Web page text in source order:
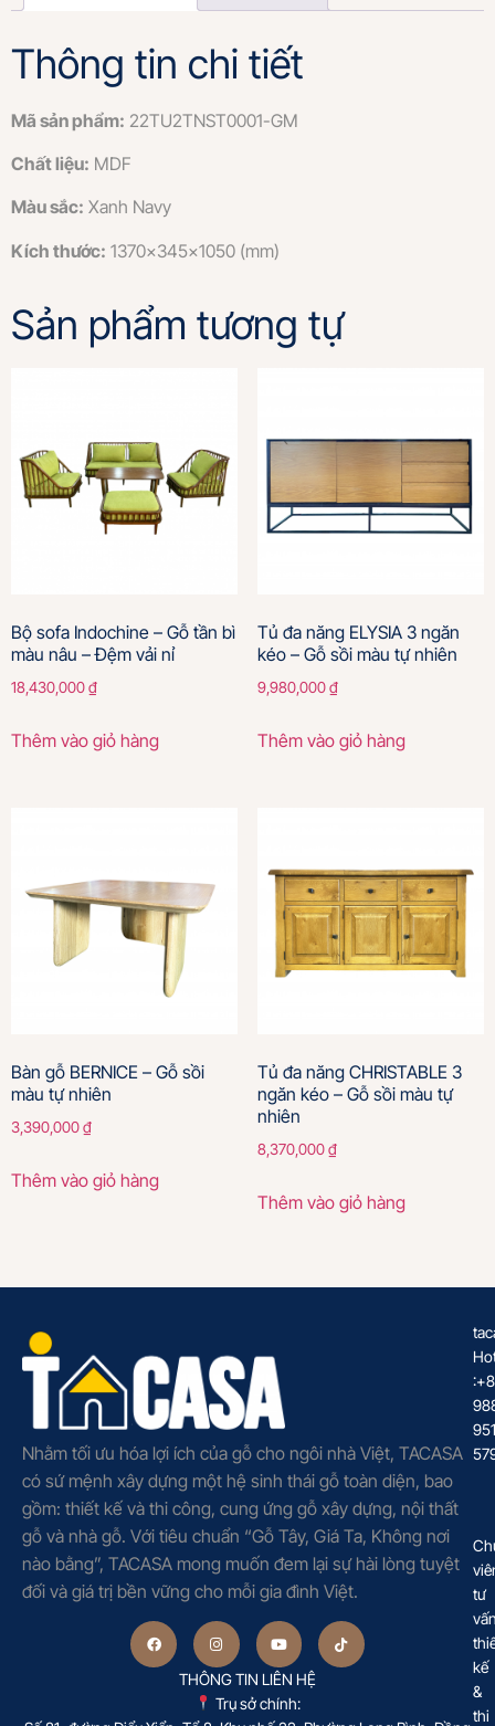
Thông tin chi tiết
Mã sản phẩm: 22TU2TNST0001-GM
Chất liệu: MDF
Màu sắc: Xanh Navy
Kích thước: 1370x345x1050 (mm)
Sản phẩm tương tự
Bộ sofa Indochine – Gỗ tần bì
màu nâu – Đệm vải nỉ
18,430,000₫
Thêm vào giỏ hàng
Tủ đa năng ELYSIA 3 ngăn
kéo – Gỗ sồi màu tự nhiên
9,980,000₫
Thêm vào giỏ hàng
Bàn gỗ BERNICE – Gỗ sồi
màu tự nhiên
3,390,000₫
Thêm vào giỏ hàng
Tủ đa năng CHRISTABLE 3
ngăn kéo – Gỗ sồi màu tự
nhiên
8,370,000₫
Thêm vào giỏ hàng
Nhằm tối ưu hóa lợi ích của gỗ cho ngôi nhà Việt, TACASA
có sứ mệnh xây dựng một hệ sinh thái gỗ toàn diện, bao
gồm: thiết kế và thi công, cung ứng gỗ xây dựng, nội thất
gỗ và nhà gỗ. Với tiêu chuẩn “Gỗ Tây, Giá Ta, Không nơi
nào bằng”, TACASA mong muốn đem lại sự hài lòng tuyệt
đối và giá trị bền vững cho mỗi gia đình Việt.
THÔNG TIN LIÊN HỆ
Trụ sở chính:
951
tư
kế
&
thi